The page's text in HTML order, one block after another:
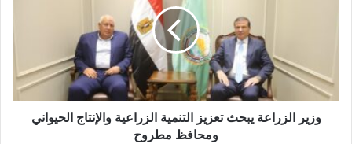
وزير الزراعة يبحث تعزيز التنمية الزراعية والإنتاج الحيواني
ومحافظ مطروح